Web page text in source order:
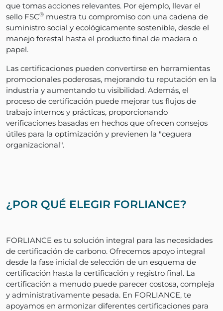
que tomas acciones relevantes. Por ejemplo, llevar el
sello FSC® muestra tu compromiso con una cadena de
suministro social y ecológicamente sostenible, desde el
manejo forestal hasta el producto final de madera o
papel.
Las certificaciones pueden convertirse en herramientas
promocionales poderosas, mejorando tu reputación en la
industria y aumentando tu visibilidad. Además, el
proceso de certificación puede mejorar tus flujos de
trabajo internos y prácticas, proporcionando
verificaciones basadas en hechos que ofrecen consejos
útiles para la optimización y previenen la "ceguera
organizacional".
¿POR QUÉ ELEGIR FORLIANCE?
FORLIANCE es tu solución integral para las necesidades
de certificación de carbono. Ofrecemos apoyo integral
desde la fase inicial de selección de un esquema de
certificación hasta la certificación y registro final. La
certificación a menudo puede parecer costosa, compleja
y administrativamente pesada. En FORLIANCE, te
apoyamos en armonizar diferentes certificaciones para